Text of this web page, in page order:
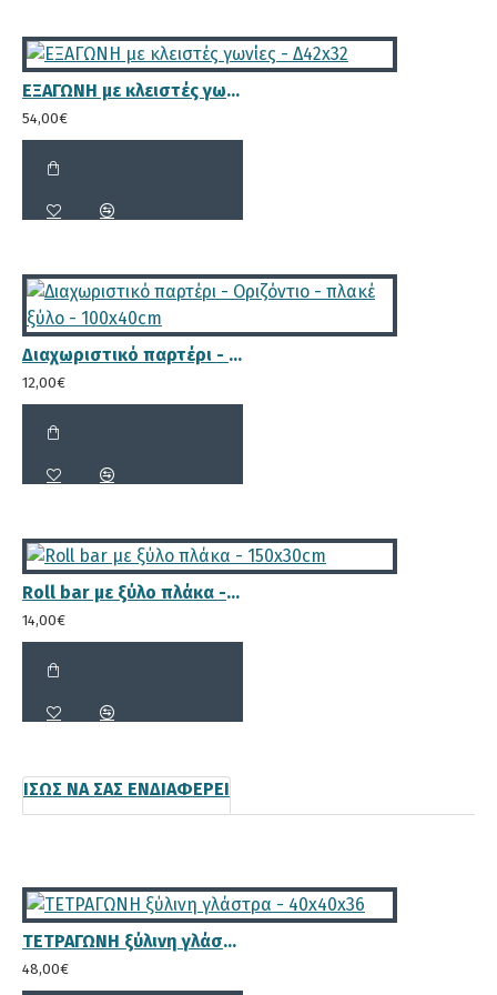
και συντηρητικό και κατόπιν δέχεται πίεση 12
ατμόσφαιρες για 3 περίπου ώρες με αποτέλεσμα το
συντηρητικό ναδιεισδύει έως την καρδιά του
ξύλου
διάρκεια ζωής καθώς δεν μπορεί να προσβληθεί
απο μικροοργανισμούς όπως μύκητες, έντομα, ή
ΕΞΑΓΩΝΗ με κλειστές γωνίες - Δ42x32
54,00€
Διαχωριστικό παρτέρι - Οριζόντιο - πλακέ ξύλο - 100x40cm
12,00€
Roll bar με ξύλο πλάκα - 150x30cm
14,00€
ΊΣΩΣ ΝΑ ΣΑΣ ΕΝΔΙΑΦΈΡΕΙ
ΤΕΤΡΑΓΩΝΗ ξύλινη γλάστρα - 40x40x36
48,00€